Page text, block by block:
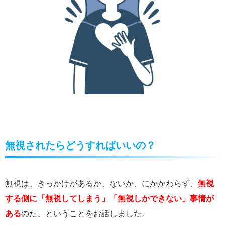
無視されたらどうすればいいの？
無視は、きっかけがあるか、ないか、にかかわらず、 無視
する側に「無視してしまう」「無視しかできない」事情が
あるのだ、ということをお話しました。